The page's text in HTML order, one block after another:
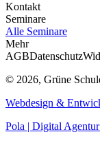
Kontakt
Seminare
Alle Seminare
Mehr
AGBDatenschutz
© 2026, Grüne
Webdesign &
Pola | Digital